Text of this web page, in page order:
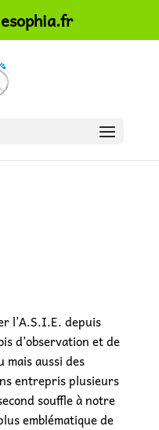
l’A.S.I.E. depuis
d’observation et de
mais aussi des
entrepris plusieurs
souffle à notre
emblématique de